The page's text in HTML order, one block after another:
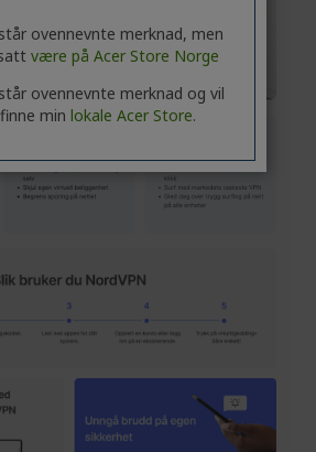
ovennevnte merknad, men
være på Acer Store Norge
ovennevnte merknad og vil
min lokale Acer Store.